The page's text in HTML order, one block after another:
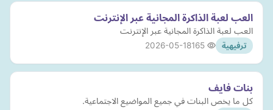
العب لعبة الذاكرة المجانية عبر الإنترنت
العب لعبة الذاكرة المجانية عبر الإنترنت
ترفيهية 2026-05-18
بنات فايف
كل ما يخص البنات في جميع المواضيع الاجتماعية.